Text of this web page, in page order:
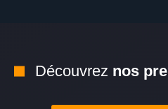
Découvrez nos